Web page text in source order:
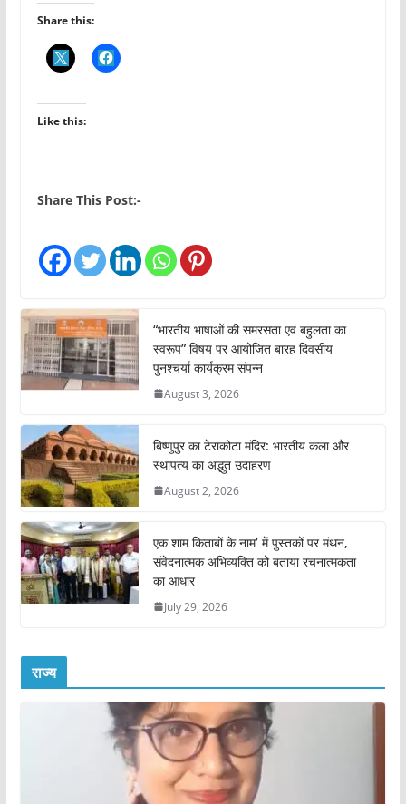
Share this:
Like this:
Share This Post:-
“भारतीय भाषाओं की समरसता एवं बहुलता का
स्वरूप” विषय पर आयोजित बारह दिवसीय
पुनश्चर्या कार्यक्रम संपन्न
August 3, 2026
बिष्णुपुर का टेराकोटा मंदिर: भारतीय कला और
स्थापत्य का अद्भुत उदाहरण
August 2, 2026
एक शाम किताबों के नाम’ में पुस्तकों पर मंथन,
संवेदनात्मक अभिव्यक्ति को बताया रचनात्मकता
का आधार
July 29, 2026
राज्य